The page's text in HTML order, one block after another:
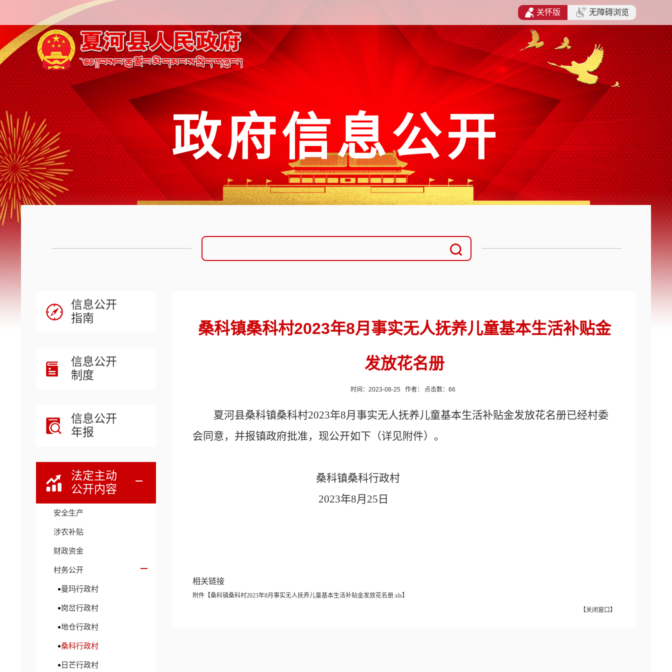
政府信息公开
信息公开
指南
信息公开
制度
信息公开
年报
法定主动
公开内容
安全生产
涉农补贴
财政资金
村务公开
曼玛行政村
岗岔行政村
地仓行政村
桑科行政村
日芒行政村
桑科镇桑科村2023年8月事实无人抚养儿童基本生活补贴金
发放花名册
时间：2023-08-25 作者： 点击数： 66
夏河县桑科镇桑科村2023年8月事实无人抚养儿童基本生活补贴金发放花名册已经村委
会同意，并报镇政府批准，现公开如下（详见附件）。
桑科镇桑科行政村
2023年8月25日
相关链接
附件【桑科镇桑科村2023年8月事实无人抚养儿童基本生活补贴金发放花名册.xls】
【关闭窗口】
关怀版 无障碍浏览